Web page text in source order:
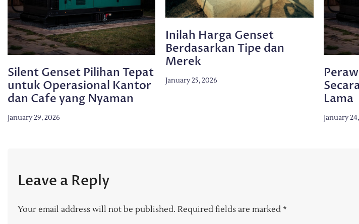
Silent Genset Pilihan Tepat
untuk Operasional Kantor
dan Cafe yang Nyaman
January 29, 2026
Inilah Harga Genset
Berdasarkan Tipe dan
Merek
January 25, 2026
Lama
January
Leave a Reply
Your email address will not be published. Required fields are marked *